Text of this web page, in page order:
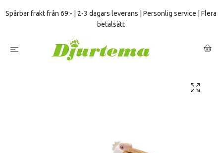
Spårbar frakt från 69:- | 2-3 dagars leverans | Personlig service | Flera
betalsätt